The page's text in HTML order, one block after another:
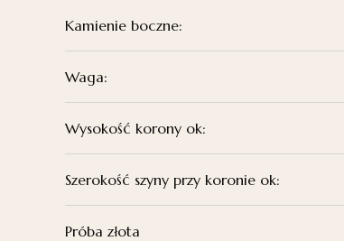
Kamienie boczne:
Waga:
Wysokość korony ok:
Szerokość szyny przy koronie ok:
Próba złota